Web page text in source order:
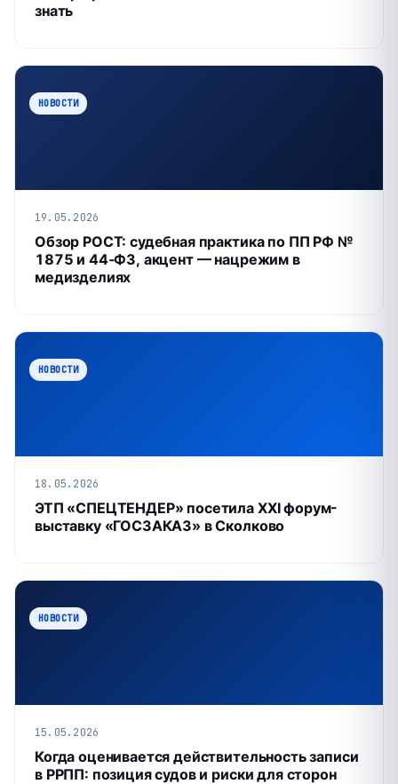
знать
НОВОСТИ
19.05.2026
Обзор РОСТ: судебная практика по ПП РФ №
1875 и 44‑ФЗ, акцент — нацрежим в
медизделиях
НОВОСТИ
18.05.2026
ЭТП «СПЕЦТЕНДЕР» посетила XXI форум-
выставку «ГОСЗАКАЗ» в Сколково
НОВОСТИ
15.05.2026
Когда оценивается действительность записи
в РРПП: позиция судов и риски для сторон